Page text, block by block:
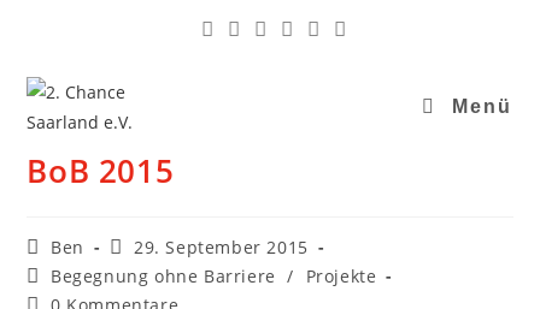
Menü
BoB 2015
Ben
29. September 2015
Begegnung ohne Barriere
/
Projekte